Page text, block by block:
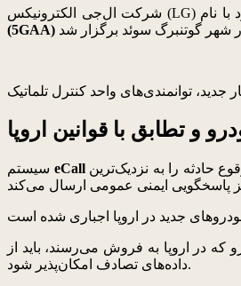
(5GAA)
و تطابق با قوانین اروپا
eCallیک سامانه ارتباط اضطراری داخل خودرو است که هنگام تشخیص تصادف شدید یا فعال شدن ایربگ‌ها، اطلاعات حیاتی مانند موقعیت خودرو، داده‌های خودرو، زمان وقوع حادثه را به نزدیک‌ترین
داده‌های تصادف امکان‌پذیر شود.